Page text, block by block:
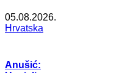
05.08.2026.
Hrvatska
Anušić: